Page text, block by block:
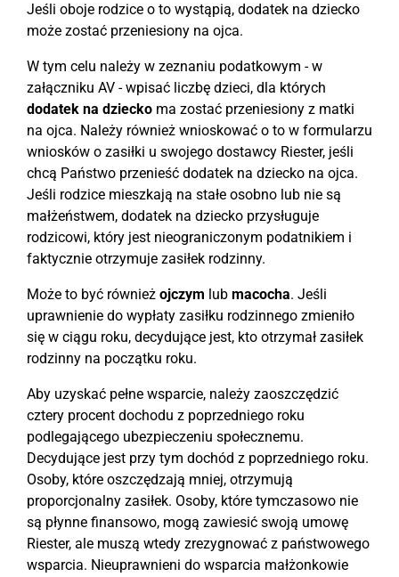
Jeśli oboje rodzice o to wystąpią, dodatek na dziecko
może zostać przeniesiony na ojca.
W tym celu należy w zeznaniu podatkowym - w
załączniku AV - wpisać liczbę dzieci, dla których
dodatek na dziecko ma zostać przeniesiony z matki
na ojca. Należy również wnioskować o to w formularzu
wniosków o zasiłki u swojego dostawcy Riester, jeśli
chcą Państwo przenieść dodatek na dziecko na ojca.
Jeśli rodzice mieszkają na stałe osobno lub nie są
małżeństwem, dodatek na dziecko przysługuje
rodzicowi, który jest nieograniczonym podatnikiem i
faktycznie otrzymuje zasiłek rodzinny.
Może to być również ojczym lub macocha. Jeśli
uprawnienie do wypłaty zasiłku rodzinnego zmieniło
się w ciągu roku, decydujące jest, kto otrzymał zasiłek
rodzinny na początku roku.
Aby uzyskać pełne wsparcie, należy zaoszczędzić
cztery procent dochodu z poprzedniego roku
podlegającego ubezpieczeniu społecznemu.
Decydujące jest przy tym dochód z poprzedniego roku.
Osoby, które oszczędzają mniej, otrzymują
proporcjonalny zasiłek. Osoby, które tymczasowo nie
są płynne finansowo, mogą zawiesić swoją umowę
Riester, ale muszą wtedy zrezygnować z państwowego
wsparcia. Nieuprawnieni do wsparcia małżonkowie